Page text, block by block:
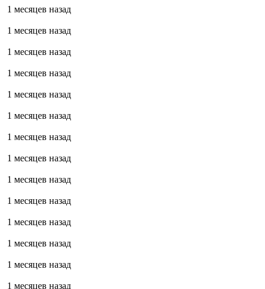
1 месяцев назад
1 месяцев назад
1 месяцев назад
1 месяцев назад
1 месяцев назад
1 месяцев назад
1 месяцев назад
1 месяцев назад
1 месяцев назад
1 месяцев назад
1 месяцев назад
1 месяцев назад
1 месяцев назад
1 месяцев назад